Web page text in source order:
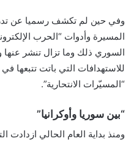
وفي حين لم تكشف رسميا عن
المسيرة وأدوات “الحرب
السوري ذلك وما تزال تنشر عنها
للاستهدافات التي باتت تتبعها
“المسيّرات الانتحارية”.
“بين سوريا وأوكرانيا”
ومنذ بداية العام الحالي ازدادت